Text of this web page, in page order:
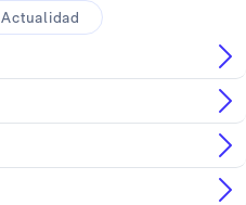
Actualidad